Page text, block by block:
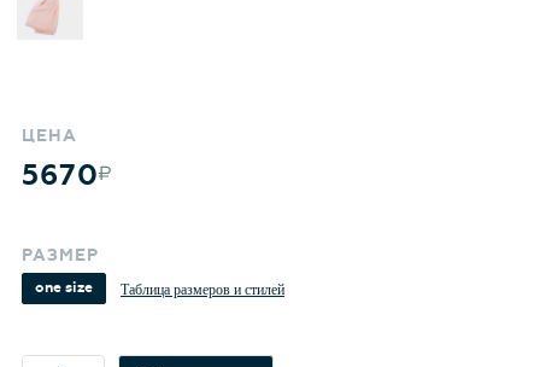
ЦЕНА
5670
РАЗМЕР
one size Таблица размеров и стилей